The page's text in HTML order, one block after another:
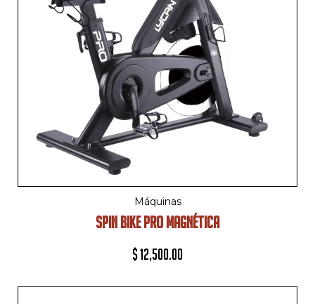
Máquinas
SPIN BIKE PRO MAGNÉTICA
$12,500.00